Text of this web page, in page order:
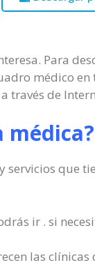
Para
médico
de
médica?
que
ir . si
las